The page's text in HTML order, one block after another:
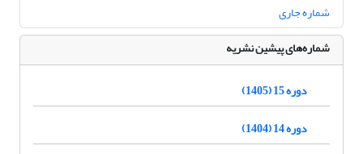
شماره جاری
شماره‌های پیشین نشریه
دوره 15 (1405)
دوره 14 (1404)